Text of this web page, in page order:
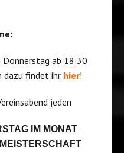
Donnerstag ab 18:30
findet ihr hier!
jeden
IM MONAT